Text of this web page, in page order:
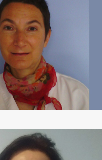
03 89 64 84 59